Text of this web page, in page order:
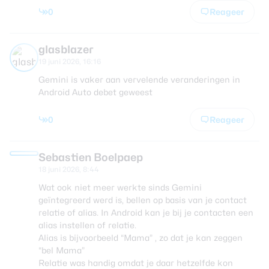
0 Reageer
glasblazer
Gemini is vaker aan vervelende veranderingen in
Android Auto debet geweest
0 Reageer
Sebastien Boelpaep
Wat ook niet meer werkte sinds Gemini
geïntegreerd werd is, bellen op basis van je contact
relatie of alias. In Android kan je bij je contacten een
alias instellen of relatie.
Alias is bijvoorbeeld “Mama” , zo dat je kan zeggen
“bel Mama”
Relatie was handig omdat je daar hetzelfde kon